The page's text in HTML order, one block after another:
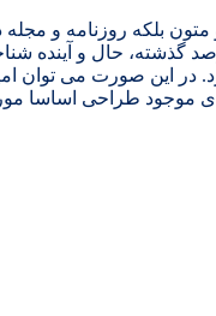
بلکه روزنامه و
گذشته، حال و آینده
این صورت می توان
موجود طراحی اساسا